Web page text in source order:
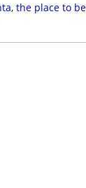
, the place to be